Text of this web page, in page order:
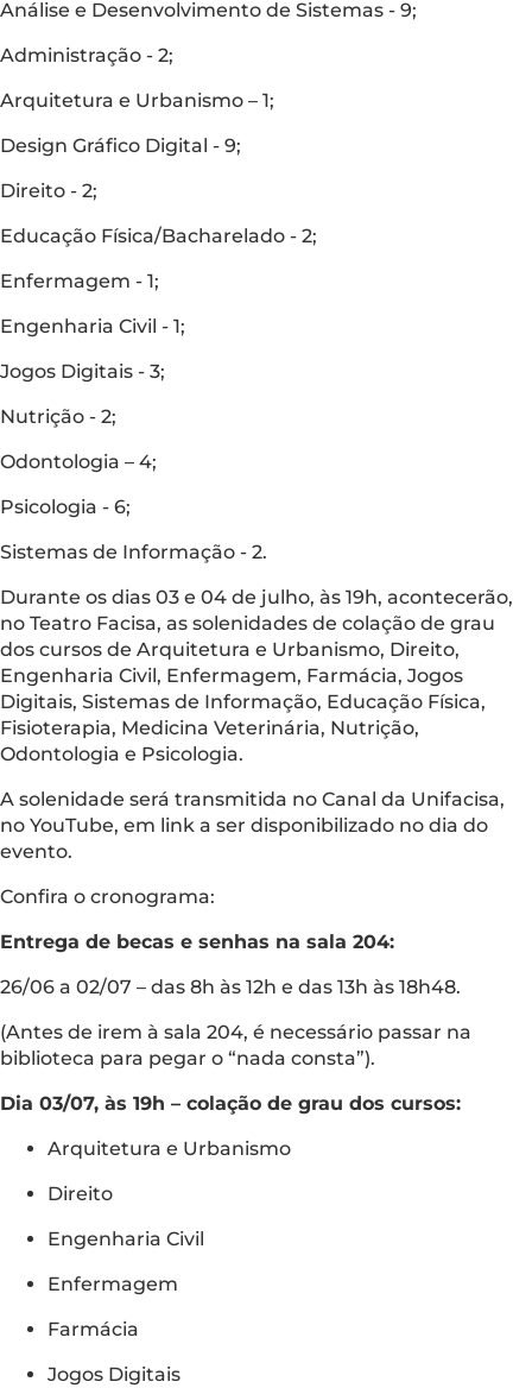
Análise e Desenvolvimento de Sistemas - 9;
Administração - 2;
Arquitetura e Urbanismo – 1;
Design Gráfico Digital - 9;
Direito - 2;
Educação Física/Bacharelado - 2;
Enfermagem - 1;
Engenharia Civil - 1;
Jogos Digitais - 3;
Nutrição - 2;
Odontologia – 4;
Psicologia - 6;
Sistemas de Informação - 2.
Durante os dias 03 e 04 de julho, às 19h, acontecerão,
no Teatro Facisa, as solenidades de colação de grau
dos cursos de Arquitetura e Urbanismo, Direito,
Engenharia Civil, Enfermagem, Farmácia, Jogos
Digitais, Sistemas de Informação, Educação Física,
Fisioterapia, Medicina Veterinária, Nutrição,
Odontologia e Psicologia.
A solenidade será transmitida no Canal da Unifacisa,
no YouTube, em link a ser disponibilizado no dia do
evento.
Confira o cronograma:
Entrega de becas e senhas na sala 204:
26/06 a 02/07 – das 8h às 12h e das 13h às 18h48.
(Antes de irem à sala 204, é necessário passar na
biblioteca para pegar o “nada consta”).
Dia 03/07, às 19h – colação de grau dos cursos:
Arquitetura e Urbanismo
Direito
Engenharia Civil
Enfermagem
Farmácia
Jogos Digitais